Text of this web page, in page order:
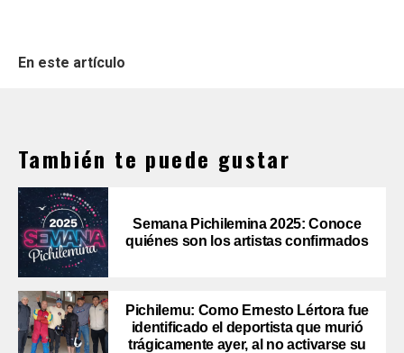
En este artículo
También te puede gustar
Semana Pichilemina 2025: Conoce
quiénes son los artistas confirmados
Pichilemu: Como Ernesto Lértora fue
identificado el deportista que murió
trágicamente ayer, al no activarse su